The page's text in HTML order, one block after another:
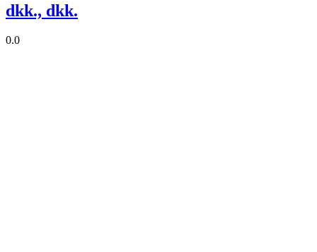
dkk., dkk.
0.0